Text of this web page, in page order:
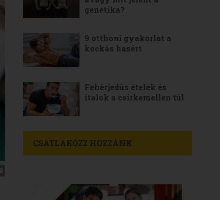
genetika?
9 otthoni gyakorlat a
kockás hasért
Fehérjedús ételek és
italok a csirkemellen túl
CSATLAKOZZ HOZZÁNK